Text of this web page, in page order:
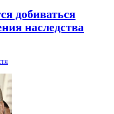
добиваться
наследства